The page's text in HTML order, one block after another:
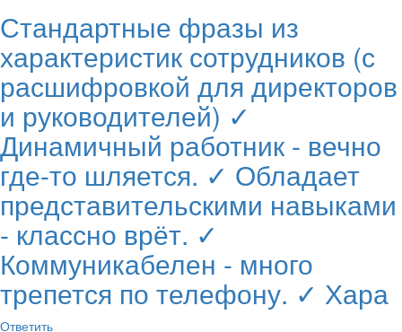
Стандартные фразы из
характеристик сотрудников (с
расшифровкой для директоров
и руководителей) ✓
Динамичный работник - вечно
где-то шляется. ✓ Обладает
представительскими навыками
- классно врёт. ✓
Коммуникабелен - много
трепется по телефону. ✓ Хара
Ответить